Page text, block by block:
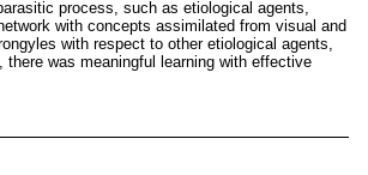
process, such as etiological agents,
with concepts assimilated from visual and
with respect to other etiological agents,
was meaningful learning with effective